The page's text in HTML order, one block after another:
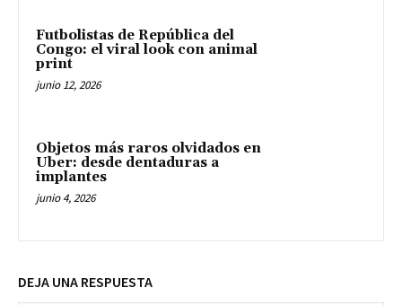
Futbolistas de República del
Congo: el viral look con animal
print
junio 12, 2026
Objetos más raros olvidados en
Uber: desde dentaduras a
implantes
junio 4, 2026
DEJA UNA RESPUESTA